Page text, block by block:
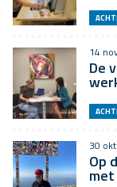
14
De
30
Op